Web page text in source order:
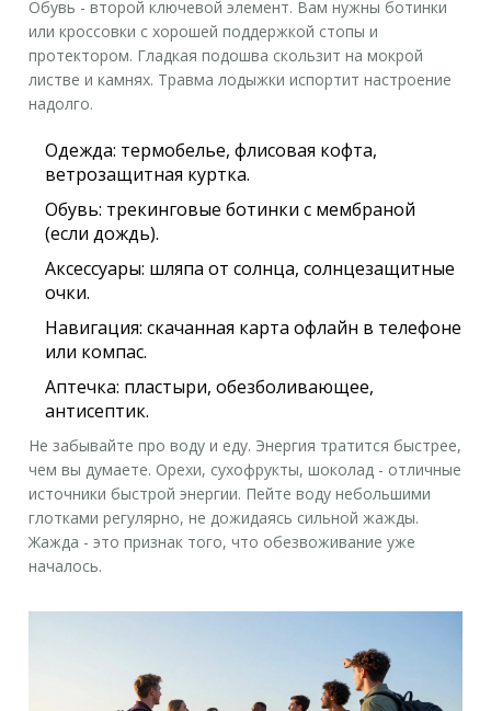
Обувь - второй ключевой элемент. Вам нужны ботинки
или кроссовки с хорошей поддержкой стопы и
протектором. Гладкая подошва скользит на мокрой
листве и камнях. Травма лодыжки испортит настроение
надолго.
Одежда: термобелье, флисовая кофта,
ветрозащитная куртка.
Обувь: трекинговые ботинки с мембраной
(если дождь).
Аксессуары: шляпа от солнца, солнцезащитные
очки.
Навигация: скачанная карта офлайн в телефоне
или компас.
Аптечка: пластыри, обезболивающее,
антисептик.
Не забывайте про воду и еду. Энергия тратится быстрее,
чем вы думаете. Орехи, сухофрукты, шоколад - отличные
источники быстрой энергии. Пейте воду небольшими
глотками регулярно, не дожидаясь сильной жажды.
Жажда - это признак того, что обезвоживание уже
началось.